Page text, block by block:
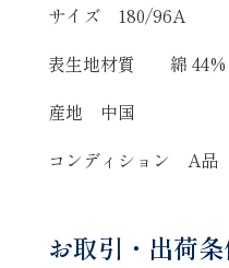
サイズ 180/96A
表生地材質 綿 44%
産地 中国
コンディション A
お取引・出荷